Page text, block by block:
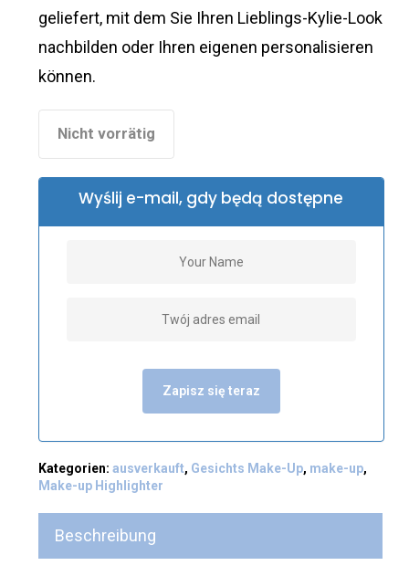
geliefert, mit dem Sie Ihren Lieblings-Kylie-Look
nachbilden oder Ihren eigenen personalisieren
können.
Nicht vorrätig
Wyślij e-mail, gdy będą dostępne
Zapisz się teraz
Kategorien: ausverkauft, Gesichts Make-Up, make-up,
Make-up Highlighter
Beschreibung